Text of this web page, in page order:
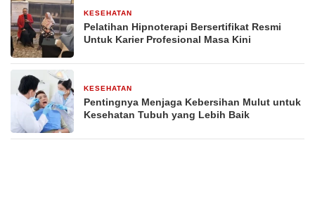
KESEHATAN
Pelatihan Hipnoterapi Bersertifikat Resmi
Untuk Karier Profesional Masa Kini
KESEHATAN
Pentingnya Menjaga Kebersihan Mulut untuk
Kesehatan Tubuh yang Lebih Baik